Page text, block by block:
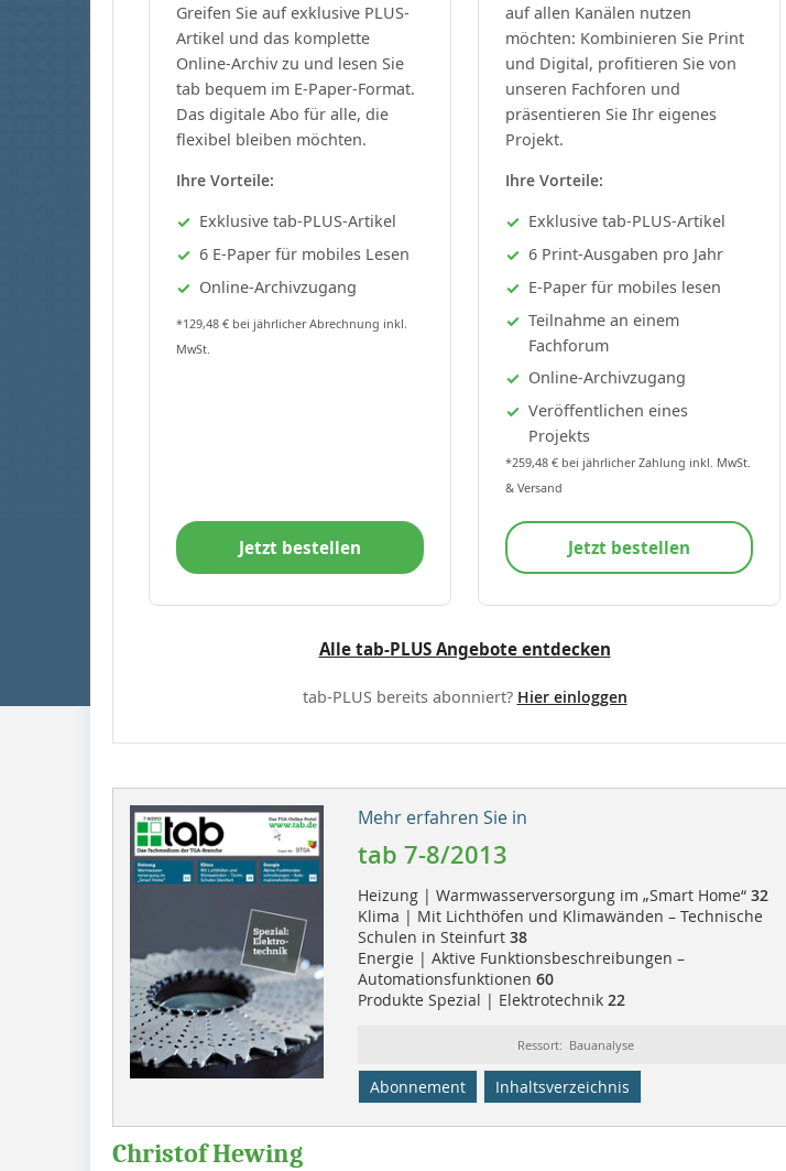
Greifen Sie auf exklusive PLUS-
Artikel und das komplette
Online-Archiv zu und lesen Sie
tab bequem im E-Paper-Format.
Das digitale Abo für alle, die
flexibel bleiben möchten.
Ihre Vorteile:
Exklusive tab-PLUS-Artikel
6 E-Paper für mobiles Lesen
Online-Archivzugang
*129,48 € bei jährlicher Abrechnung inkl.
MwSt.
Jetzt bestellen
auf allen Kanälen nutzen
möchten: Kombinieren Sie Print
und Digital, profitieren Sie von
unseren Fachforen und
präsentieren Sie Ihr eigenes
Projekt.
Ihre Vorteile:
Exklusive tab-PLUS-Artikel
6 Print-Ausgaben pro Jahr
E-Paper für mobiles lesen
Teilnahme an einem
Fachforum
Online-Archivzugang
Veröffentlichen eines
Projekts
*259,48 € bei jährlicher Zahlung inkl. MwSt.
& Versand
Jetzt bestellen
Alle tab-PLUS Angebote entdecken
tab-PLUS bereits abonniert? Hier einloggen
Mehr erfahren Sie in
tab 7-8/2013
Heizung | Warmwasserversorgung im „Smart Home“ 32
Klima | Mit Lichthöfen und Klimawänden – Technische
Schulen in Steinfurt 38
Energie | Aktive Funktionsbeschreibungen –
Automationsfunktionen 60
Produkte Spezial | Elektrotechnik 22
Ressort: Bauanalyse
Abonnement Inhaltsverzeichnis
Christof Hewing